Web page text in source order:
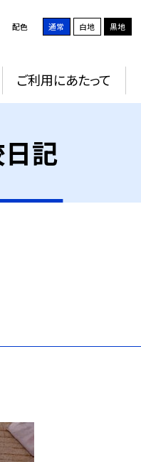
配色 通常 白地 黒地
ご利用にあたって
記